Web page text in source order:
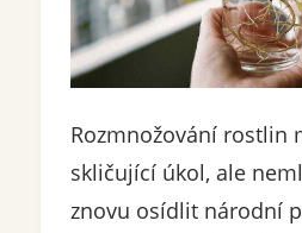
Rozmnožování rostlin
skličující úkol, ale
znovu osídlit národní